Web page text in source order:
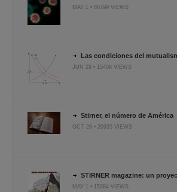
MAY 1 • 86799 VIEWS
Las condiciones del
JUN 29 • 15408 VIEWS
Stirner, el número de América
OCT 28 • 20935 VIEWS
STIRNER magazine: un
MAY 1 • 15384 VIEWS